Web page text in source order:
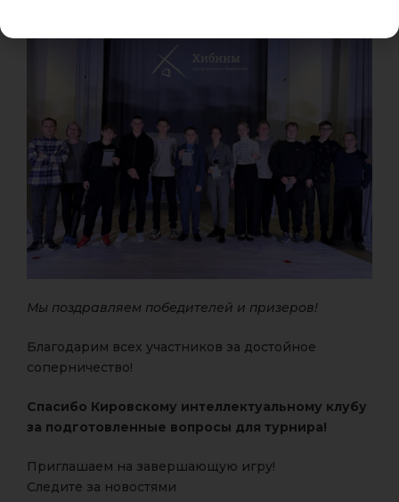
Мы поздравляем победителей и призеров!
Благодарим всех участников за достойное
соперничество!
Спасибо Кировскому интеллектуальному клубу
за подготовленные вопросы для турнира!
Приглашаем на завершающую игру!
Следите за новостями